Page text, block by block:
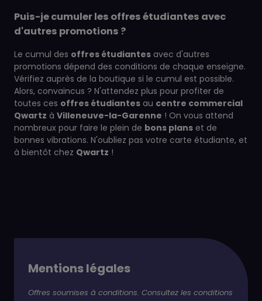
Puis-je cumuler les offres étudiantes avec
d'autres promotions ?
Le cumul des offres étudiantes avec d'autres
promotions dépend des conditions de chaque enseigne.
Vérifiez auprès de la boutique si le cumul est possible.
Alors, convaincus ? N'attendez plus pour profiter de
toutes ces offres étudiantes au centre commercial
Qwartz à Villeneuve-la-Garenne ! On vous attend
nombreux pour faire le plein de bons plans et de
bonnes vibrations. N'oubliez pas votre carte étudiante, et
à bientôt chez Qwartz !
Mentions légales
Offres soumises à conditions. Consultez les conditions